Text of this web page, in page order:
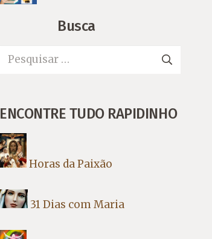
Busca
Pesquisar
ENCONTRE TUDO RAPIDINHO
Horas da Paixão
31 Dias com Maria